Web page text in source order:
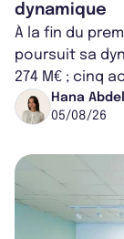
dynamique
À la fin du
poursuit sa
274 M€ ; cinq
capitalisation
Hana
05/08/26